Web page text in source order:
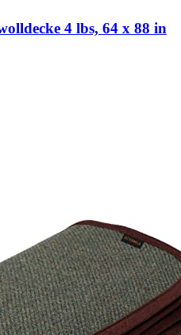
4 lbs, 64 x 88 in